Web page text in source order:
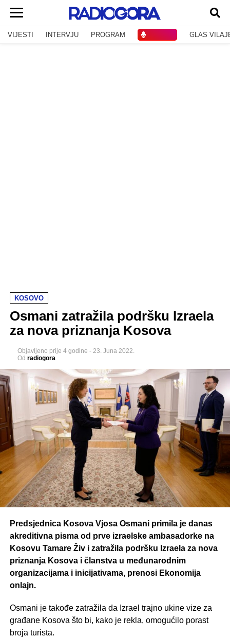
VIJESTI INTERVJU PROGRAM GLAS
KOSOVO
Osmani zatražila podršku Izraela
za nova priznanja Kosova
Objavljeno prije 4 godine - 23. Juna 2022.
Od radiogora
Predsjednica Kosova Vjosa Osmani primila je danas
akreditivna pisma od prve izraelske ambasadorke na
Kosovu Tamare Živ i zatražila podršku Izraela za nova
priznanja Kosova i članstva u međunarodnim
organizacijama i inicijativama, prenosi Ekonomija
onlajn.
Osmani je takođe zatražila da Izrael trajno ukine vize za
građane Kosova što bi, kako je rekla, omogućilo porast
broja turista.